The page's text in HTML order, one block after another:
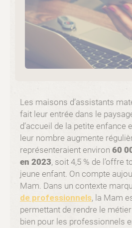
Les maisons d’assistants
fait leur entrée dans le
d’accueil de la petite enfance
leur nombre augmente
représenteraient environ 60
en 2023, soit 4,5 % de l’offre
jeune enfant. On compte
Mam. Dans un contexte
de professionnels, la Mam
permettant de rendre le
bien pour les professionnels